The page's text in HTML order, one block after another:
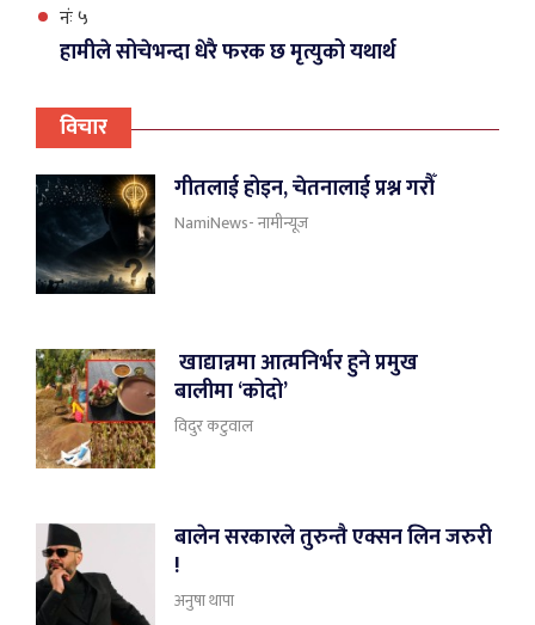
नंः ५
हामीले सोचेभन्दा धेरै फरक छ मृत्युको यथार्थ
विचार
गीतलाई होइन, चेतनालाई प्रश्न गरौँ
NamiNews- नामीन्यूज
खाद्यान्नमा आत्मनिर्भर हुने प्रमुख
बालीमा ‘कोदो’
विदुर कटुवाल
बालेन सरकारले तुरुन्तै एक्सन लिन जरुरी
!
अनुषा थापा